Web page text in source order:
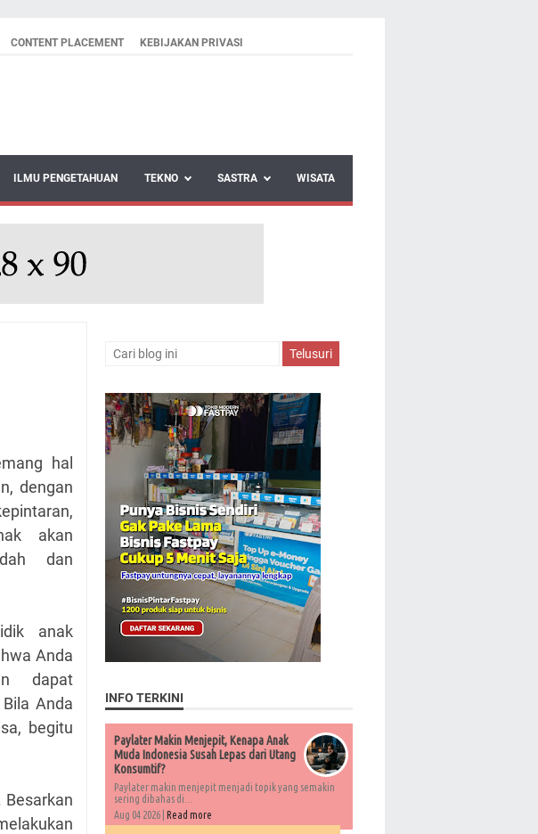
CONTENT PLACEMENT KEBIJAKAN PRIVASI
ILMU PENGETAHUAN TEKNO SASTRA WISATA
hal
dengan
akan
dan
anak
Anda
dapat
Anda
begitu
Besarkan
INFO TERKINI
Paylater Makin Menjepit, Kenapa Anak
Muda Indonesia Susah Lepas dari Utang
Konsumtif?
Paylater makin menjepit menjadi topik yang semakin
sering dibahas di...
Aug 04 2026 | Read more